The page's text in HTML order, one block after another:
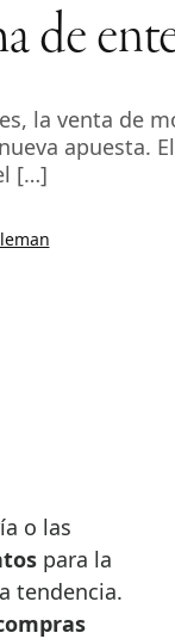
de
la venta de
apuesta.
[…]
para la
tendencia.